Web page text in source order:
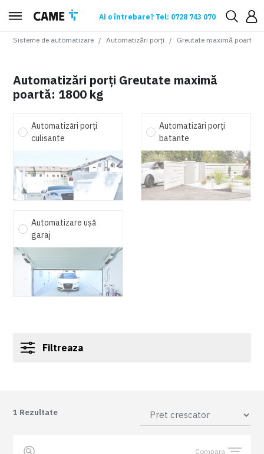
Ai o întrebare? Tel: 0728 743 070
Sisteme de automatizare Automatizări porți Greutate maximă poartă
Automatizări porți Greutate maximă
poartă: 1800 kg
Automatizări porți
culisante
Automatizări porți
batante
Automatizare ușă
garaj
Filtreaza
1 Rezultate
Compara